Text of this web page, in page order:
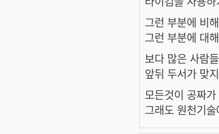
그런 부분에 비
그런 부분에 대
보다 많은 사람
앞뒤 두서가 맞
모든것이 공짜
그래도 원천기